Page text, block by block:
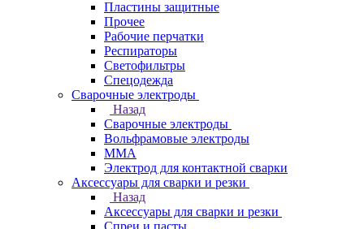
Пластины защитные
Прочее
Рабочие перчатки
Респираторы
Светофильтры
Спецодежда
Сварочные электроды
Назад
Сварочные электроды
Вольфрамовые электроды
ММА
Электрод для контактной сварки
Аксессуары для сварки и резки
Назад
Аксессуары для сварки и резки
Спреи и пасты